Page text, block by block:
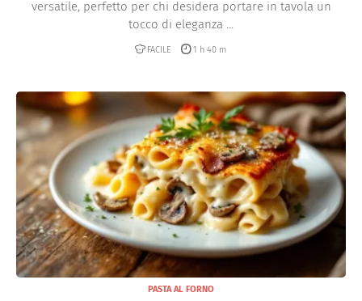
versatile, perfetto per chi desidera portare in tavola un
tocco di eleganza ...
FACILE 1 h 40 m
PASTA AL FORNO